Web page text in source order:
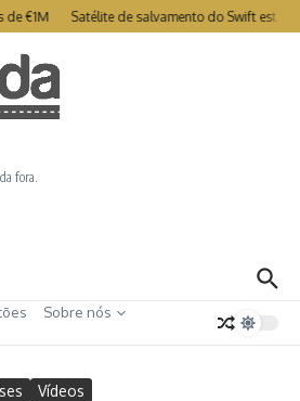
€1M Satélite de salvamento do Swift está
fora.
Sobre nós
Vídeos